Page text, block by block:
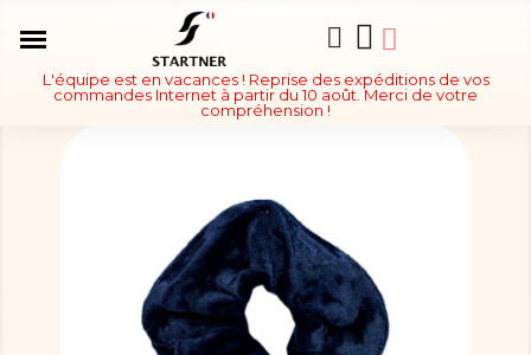
L'équipe est en vacances ! Reprise des expéditions de vos
commandes Internet à partir du 10 août. Merci de votre
compréhension !